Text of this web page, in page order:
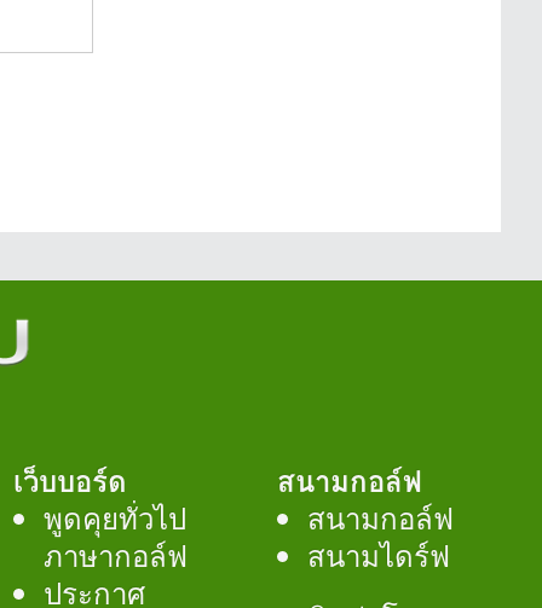
เว็บบอร์ด
พูดคุยทั่วไป
ภาษากอล์ฟ
ประกาศ
สนามกอล์ฟ
สนามกอล์ฟ
สนามไดร์ฟ